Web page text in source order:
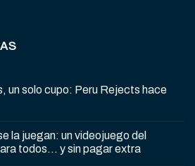
un solo cupo: Peru Rejects hace
la juegan: un videojuego del
todos… y sin pagar extra